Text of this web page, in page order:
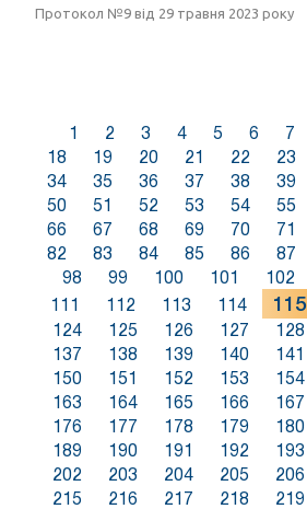
Протокол №9 від 29 травня 2023 року
1 2 3 4 5 6 7
18
19 20 21 22 23
34
35 36 37 38 39
50
51 52 53 54 55
66
67 68 69 70 71
82
83 84 85 86 87
98
99 100 101 102
111
112 113 114 115
124
125 126 127 128
137
138 139 140 141
150
151 152 153 154
163
164 165 166 167
176
177 178 179 180
189
190 191 192 193
202
203 204 205 206
215
216 217 218 219